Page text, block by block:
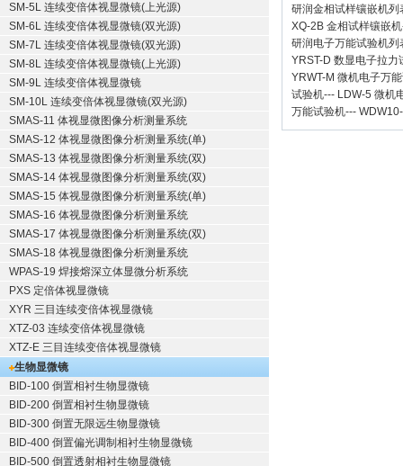
SM-5L 连续变倍体视显微镜(上光源)
SM-6L 连续变倍体视显微镜(双光源)
SM-7L 连续变倍体视显微镜(双光源)
SM-8L 连续变倍体视显微镜(上光源)
SM-9L 连续变倍体视显微镜
SM-10L 连续变倍体视显微镜(双光源)
SMAS-11 体视显微图像分析测量系统
SMAS-12 体视显微图像分析测量系统(单)
SMAS-13 体视显微图像分析测量系统(双)
SMAS-14 体视显微图像分析测量系统(双)
SMAS-15 体视显微图像分析测量系统(单)
SMAS-16 体视显微图像分析测量系统
SMAS-17 体视显微图像分析测量系统(双)
SMAS-18 体视显微图像分析测量系统
WPAS-19 焊接熔深立体显微分析系统
PXS 定倍体视显微镜
XYR 三目连续变倍体视显微镜
XTZ-03 连续变倍体视显微镜
XTZ-E 三目连续变倍体视显微镜
生物显微镜
BID-100 倒置相衬生物显微镜
BID-200 倒置相衬生物显微镜
BID-300 倒置无限远生物显微镜
BID-400 倒置偏光调制相衬生物显微镜
BID-500 倒置透射相衬生物显微镜
研润金相试样镶嵌机列
XQ-2B 金相试样镶嵌机
研润电子万能试验机列
YRST-D 数显电子拉力
YRWT-M 微机电子万
试验机--- LDW-5 微机
万能试验机---